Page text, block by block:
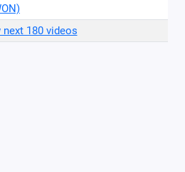
next 180 videos